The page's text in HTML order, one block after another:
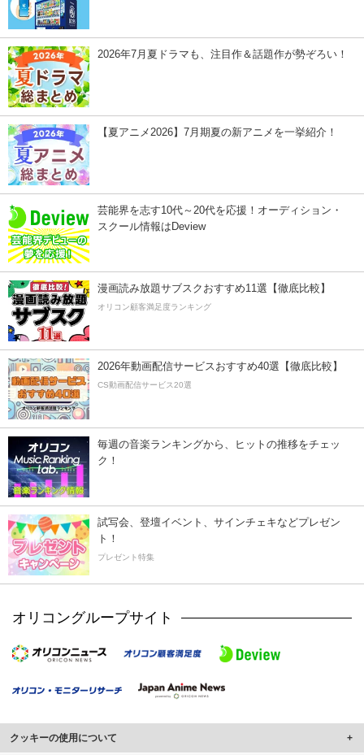
2026年7月夏ドラマも、注目作＆話題作が勢ぞろい！
【夏アニメ2026】7月期夏の新アニメを一挙紹介！
芸能界を志す10代～20代を応援！オーディション・
スクール情報はDeview
漫画読み放題サブスクおすすめ11選【徹底比較】
オリコン顧客満足度ランキング
2026年動画配信サービスおすすめ40選【徹底比較】
CS動画配信サービス20選
毎週の音楽ランキングから、ヒットの推移をチェッ
ク！
試写会、登壇イベント、サインチェキなどプレゼン
ト！
プレゼント特集
オリコングループサイト
クッキーの使用について